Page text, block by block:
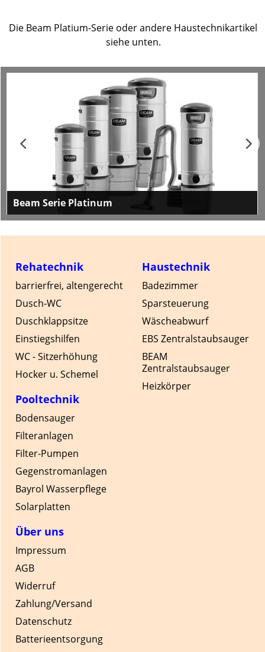
Die Beam Platium-Serie oder andere Haustechnikartikel
siehe unten.
Beam Serie Platinum
Moderne und komfortable Zentralstaubsauger
Haustechnik
Badezimmer
Sparsteuerung
Wäscheabwurf
EBS Zentralstaubsauger
BEAM
Zentralstaubsauger
Heizkörper
Rehatechnik
barrierfrei, altengerecht
Dusch-WC
Duschklappsitze
Einstiegshilfen
WC - Sitzerhöhung
Hocker u. Schemel
Pooltechnik
Bodensauger
Filteranlagen
Filter-Pumpen
Gegenstromanlagen
Bayrol Wasserpflege
Solarplatten
Über uns
Impressum
AGB
Widerruf
Zahlung/Versand
Datenschutz
Batterieentsorgung